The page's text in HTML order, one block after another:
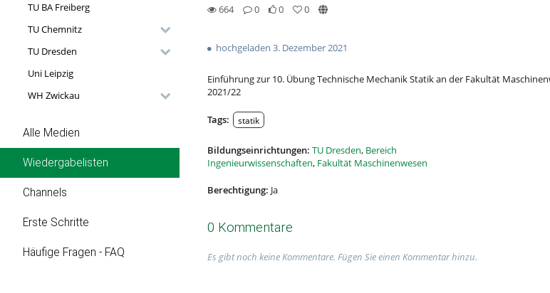
TU BA Freiberg
TU Chemnitz
TU Dresden
Uni Leipzig
WH Zwickau
Alle Medien
Wiedergabelisten
Channels
Erste Schritte
Häufige Fragen - FAQ
664
0
0
0
hochgeladen 3. Dezember 2021
Einführung zur 10. Übung Technische Mechanik Statik an der Fakultät
2021/22
Tags: statik
Bildungseinrichtungen: TU Dresden, Bereich
Ingenieurwissenschaften, Fakultät Maschinenwesen
Berechtigung: Ja
0 Kommentare
Es gibt noch keine Kommentare. Fügen Sie einen Kommentar hinzu.